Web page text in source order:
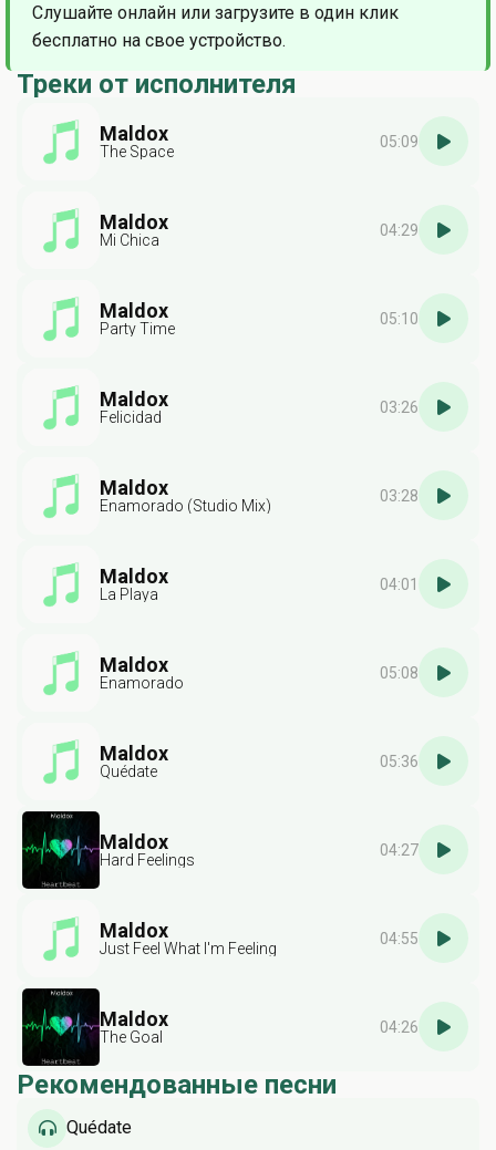
Слушайте онлайн или загрузите в один клик
бесплатно на свое устройство.
Треки от исполнителя
Maldox
The Space
05:09
Maldox
Mi Chica
04:29
Maldox
Party Time
05:10
Maldox
Felicidad
03:26
Maldox
Enamorado (Studio Mix)
03:28
Maldox
La Playa
04:01
Maldox
Enamorado
05:08
Maldox
Quédate
05:36
Maldox
Hard Feelings
04:27
Maldox
Just Feel What I'm Feeling
04:55
Maldox
The Goal
04:26
Рекомендованные песни
Quédate